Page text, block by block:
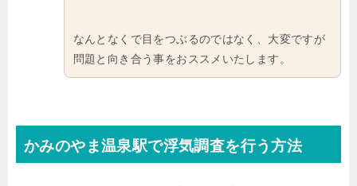
なんとなくで目をつぶるのではなく、大変ですが
問題と向き合う事をおススメいたします。
かみのやま温泉駅で浮気調査を行う方法